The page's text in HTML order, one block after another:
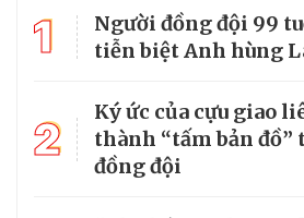
1
Người đồng đội 99
tiễn biệt Anh hùng
2
Ký ức của cựu giao
thành “tấm bản
đồng đội